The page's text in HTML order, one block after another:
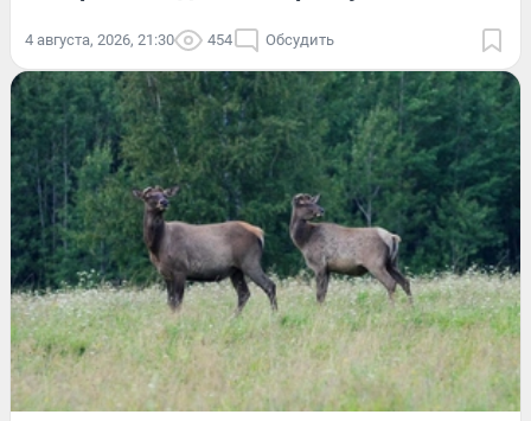
4 августа, 2026, 21:30 454 Обсудить